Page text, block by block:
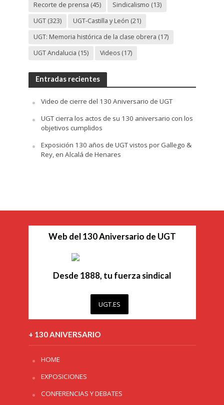
Recorte de prensa (45) Sindicalismo (13)
UGT(323) UGT-Castilla y León (21)
UGT: Memoria histórica de la clase obrera (17)
UGT Andalucia (15) Videos(17)
Entradas recientes
Video de cierre del 130 Aniversario de UGT
UGT cierra los actos de su 130 aniversario con los
objetivos cumplidos
Exposición 130 años de UGT vistos por Gallego &
Rey, en Alcalá de Henares
Web del 130 Aniversario de UGT
Desde 1888, tu fuerza sindical
UGT.ES
+ 130 ANIVERSARIO
HOME
EXPOSICIONES
CONFERENCIAS Y DEBATES